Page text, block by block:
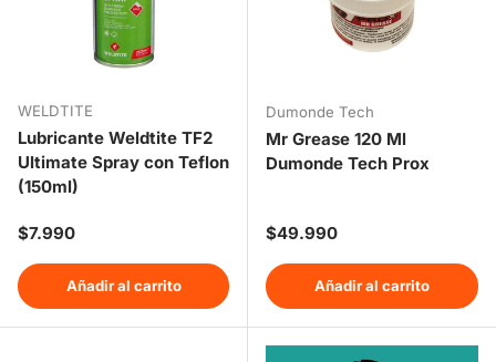
WELDTITE
Lubricante Weldtite TF2
Ultimate Spray con Teflon
(150ml)
Precio normal
$7.990
Añadir al carrito
Dumonde Tech
Mr Grease 120 Ml
Dumonde Tech Prox
Precio normal
$49.990
Añadir al carrito